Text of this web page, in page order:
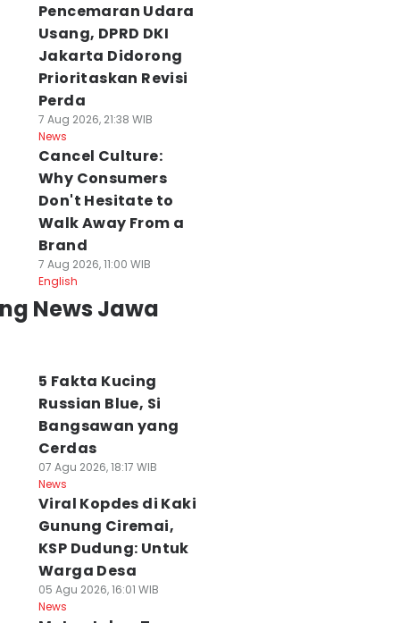
Pencemaran Udara
Usang, DPRD DKI
Jakarta Didorong
Prioritaskan Revisi
Perda
7 Aug 2026, 21:38 WIB
News
Cancel Culture:
Why Consumers
Don't Hesitate to
Walk Away From a
Brand
7 Aug 2026, 11:00 WIB
English
News Jawa
5 Fakta Kucing
Russian Blue, Si
Bangsawan yang
Cerdas
07 Agu 2026, 18:17 WIB
News
Viral Kopdes di Kaki
Gunung Ciremai,
KSP Dudung: Untuk
Warga Desa
05 Agu 2026, 16:01 WIB
News